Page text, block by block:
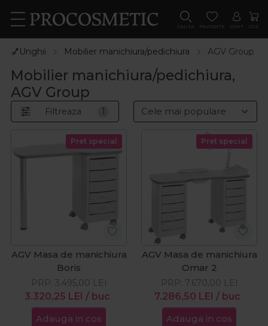
CAUTA FAVORITE CONT COS
💅Unghii Mobilier manichiura/pedichiura AGV Group
Mobilier manichiura/pedichiura,
AGV Group
Filtreaza 1
Pret special
AGV Masa de manichiura
Boris
3.320,25 LEI / buc
PRP: 3.495,00 LEI
Adauga in cos
Pret special
AGV Masa de manichiura
Omar 2
7.286,50 LEI / buc
PRP: 7.670,00 LEI
Adauga in cos